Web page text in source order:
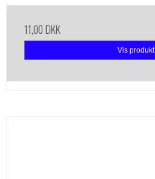
11,00 DKK
Vis produkt